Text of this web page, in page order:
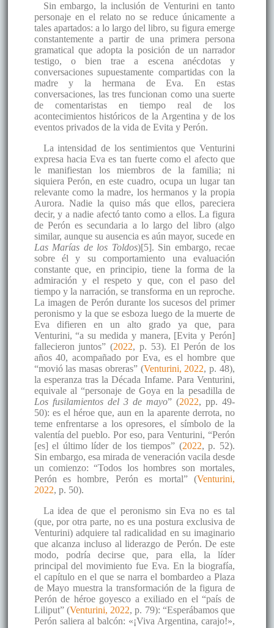
Sin embargo, la inclusión de Venturini en tanto
personaje en el relato no se reduce únicamente a
tales apartados: a lo largo del libro, su figura emerge
constantemente a partir de una primera persona
gramatical que adopta la posición de un narrador
testigo, o bien trae a escena anécdotas y
conversaciones supuestamente compartidas con la
madre y la hermana de Eva. En estas
conversaciones, las tres funcionan como una suerte
de comentaristas en tiempo real de los
acontecimientos históricos de la Argentina y de los
eventos privados de la vida de Evita y Perón.
La intensidad de los sentimientos que Venturini
expresa hacia Eva es tan fuerte como el afecto que
le manifiestan los miembros de la familia; ni
siquiera Perón, en este cuadro, ocupa un lugar tan
relevante como la madre, los hermanos y la propia
Aurora. Nadie la quiso más que ellos, pareciera
decir, y a nadie afectó tanto como a ellos. La figura
de Perón es secundaria a lo largo del libro (algo
similar, aunque su ausencia es aún mayor, sucede en
Las Marías de los Toldos)[5]. Sin embargo, recae
sobre él y su comportamiento una evaluación
constante que, en principio, tiene la forma de la
admiración y el respeto y que, con el paso del
tiempo y la narración, se transforma en un reproche.
La imagen de Perón durante los sucesos del primer
peronismo y la que se esboza luego de la muerte de
Eva difieren en un alto grado ya que, para
Venturini, “a su medida y manera, [Evita y Perón]
fallecieron juntos” (2022, p. 53). El Perón de los
años 40, acompañado por Eva, es el hombre que
“movió las masas obreras” (Venturini, 2022, p. 48),
la esperanza tras la Década Infame. Para Venturini,
equivale al “personaje de Goya en la pesadilla de
Los fusilamientos del 3 de mayo” (2022, pp. 49-
50): es el héroe que, aun en la aparente derrota, no
teme enfrentarse a los opresores, el símbolo de la
valentía del pueblo. Por eso, para Venturini, “Perón
[es] el último líder de los tiempos” (2022, p. 52).
Sin embargo, esa mirada de veneración vacila desde
un comienzo: “Todos los hombres son mortales,
Perón es hombre, Perón es mortal” (Venturini,
2022, p. 50).
La idea de que el peronismo sin Eva no es tal
(que, por otra parte, no es una postura exclusiva de
Venturini) adquiere tal radicalidad en su imaginario
que alcanza incluso al liderazgo de Perón. De este
modo, podría decirse que, para ella, la líder
principal del movimiento fue Eva. En la biografía,
el capítulo en el que se narra el bombardeo a Plaza
de Mayo muestra la transformación de la figura de
Perón de héroe goyesco a exiliado en el “país de
Liliput” (Venturini, 2022, p. 79): “Esperábamos que
Perón saliera al balcón: «¡Viva Argentina, carajo!»,